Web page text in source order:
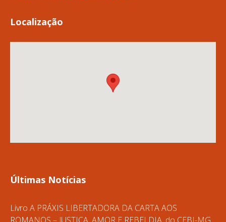
Localização
Últimas Notícias
Livro A PRÁXIS LIBERTADORA DA CARTA AOS